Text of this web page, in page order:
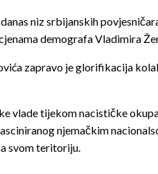
niz srbijanskih
demografa Vladimira
zapravo je glorifikacija
vlade tijekom nacističke
njemačkim
svom teritoriju.